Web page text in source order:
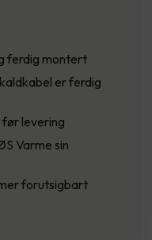
ferdig montert
er ferdig
levering
Varme sin
forutsigbart